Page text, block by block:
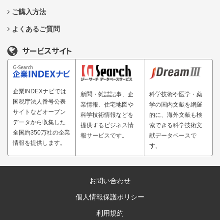
ご購入方法
よくあるご質問
サービスサイト
企業INDEXナビでは
国税庁法人番号公表
サイトなどオープン
データから収集した
全国約350万社の企業
情報を提供します。
新聞・雑誌記事、企
業情報、住宅地図や
科学技術情報などを
提供するビジネス情
報サービスです。
科学技術や医学・薬
学の国内文献を網羅
的に、海外文献も検
索できる科学技術文
献データベースで
す。
お問い合わせ
個人情報保護ポリシー
利用規約